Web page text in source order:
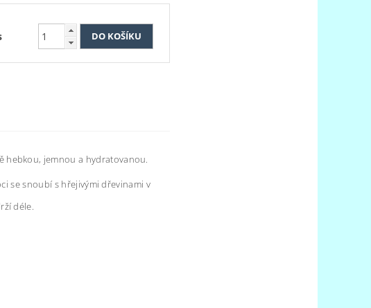
hebkou, jemnou a hydratovanou.
se snoubí s hřejivými dřevinami v
déle.